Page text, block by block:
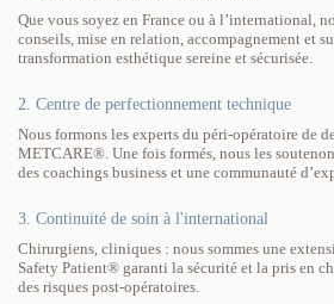
Que vous soyez en France ou à l’international,
conseils, mise en relation, accompagnement et
transformation esthétique sereine et sécurisée.
2. Centre de perfectionnement technique
Nous formons les experts du péri-opératoire de
METCARE®. Une fois formés, nous les
des coachings business et une communauté
3. Continuité de soin à l'international
Chirurgiens, cliniques : nous sommes une
Safety Patient® garanti la sécurité et la pris en
des risques post-opératoires.